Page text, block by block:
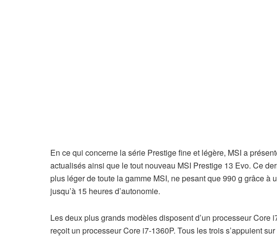
En ce qui concerne la série Prestige fine et légère, MSI a
actualisés ainsi que le tout nouveau MSI Prestige 13 Evo. Ce
plus léger de toute la gamme MSI, ne pesant que 990 g grâce à
jusqu’à 15 heures d’autonomie.
Les deux plus grands modèles disposent d’un processeur
reçoit un processeur Core i7-1360P. Tous les trois s’appuient